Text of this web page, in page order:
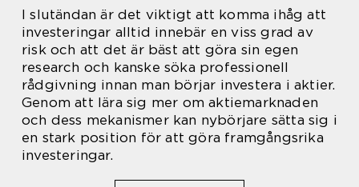
I slutändan är det viktigt att komma ihåg att
investeringar alltid innebär en viss grad av
risk och att det är bäst att göra sin egen
research och kanske söka professionell
rådgivning innan man börjar investera i aktier.
Genom att lära sig mer om aktiemarknaden
och dess mekanismer kan nybörjare sätta sig i
en stark position för att göra framgångsrika
investeringar.